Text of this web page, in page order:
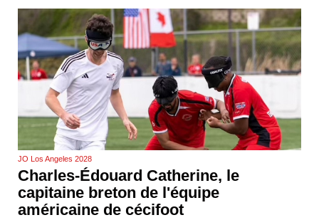
JO Los Angeles 2028
Charles-Édouard Catherine, le
capitaine breton de l'équipe
américaine de cécifoot